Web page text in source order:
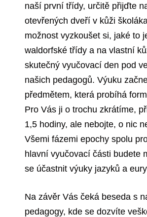
naší první třídy, určitě přijďte
otevřených dveří v kůži
možnost vyzkoušet si, jaké to
waldorfské třídy a na vlastní
skutečný vyučovací den pod
našich pedagogů. Výuku
předmětem, která probíhá
Pro Vás ji o trochu zkrátíme,
1,5 hodiny, ale nebojte, o nic
Všemi fázemi epochy spolu
hlavní vyučovací části budete
se účastnit výuky jazyků a
Na závěr Vás čeká beseda s
pedagogy, kde se dozvíte